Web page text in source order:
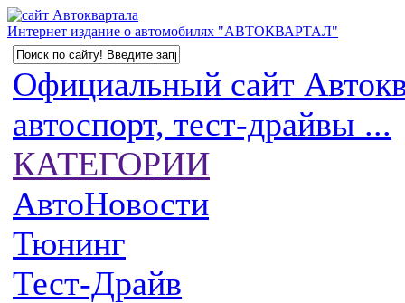
Интернет издание о автомобилях "АВТОКВАРТАЛ"
Официальный сайт
автоспорт, тест-драйвы ...
КАТЕГОРИИ
АвтоНовости
Тюнинг
Тест-Драйв